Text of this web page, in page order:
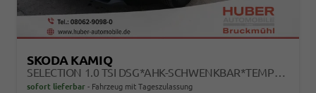
SKODA KAMIQ
SELECTION 1.0 TSI DSG*AHK-SCHWENKBAR*TEMPOMAT*PDC-HINTEN*KEYLESS-GO*SHZ*
sofort lieferbar Fahrzeug mit Tageszulassung